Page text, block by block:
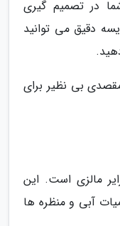
در تصمیم گیری
دقیق می توانید
بی نظیر برای
مالزی است. این
آبی و منظره ها